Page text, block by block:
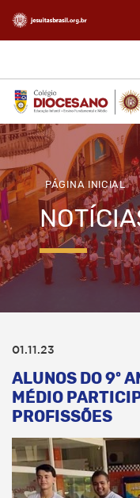
PÁGINA INICIAL
01.11.23
ALUNOS DO 9º
MÉDIO
PROFISSÕES